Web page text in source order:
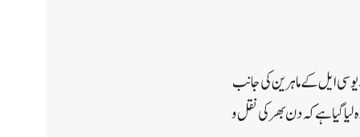
سی ایل کے ماہرین کی جانب
گیا ہے کہ دن بھر کی نقل و